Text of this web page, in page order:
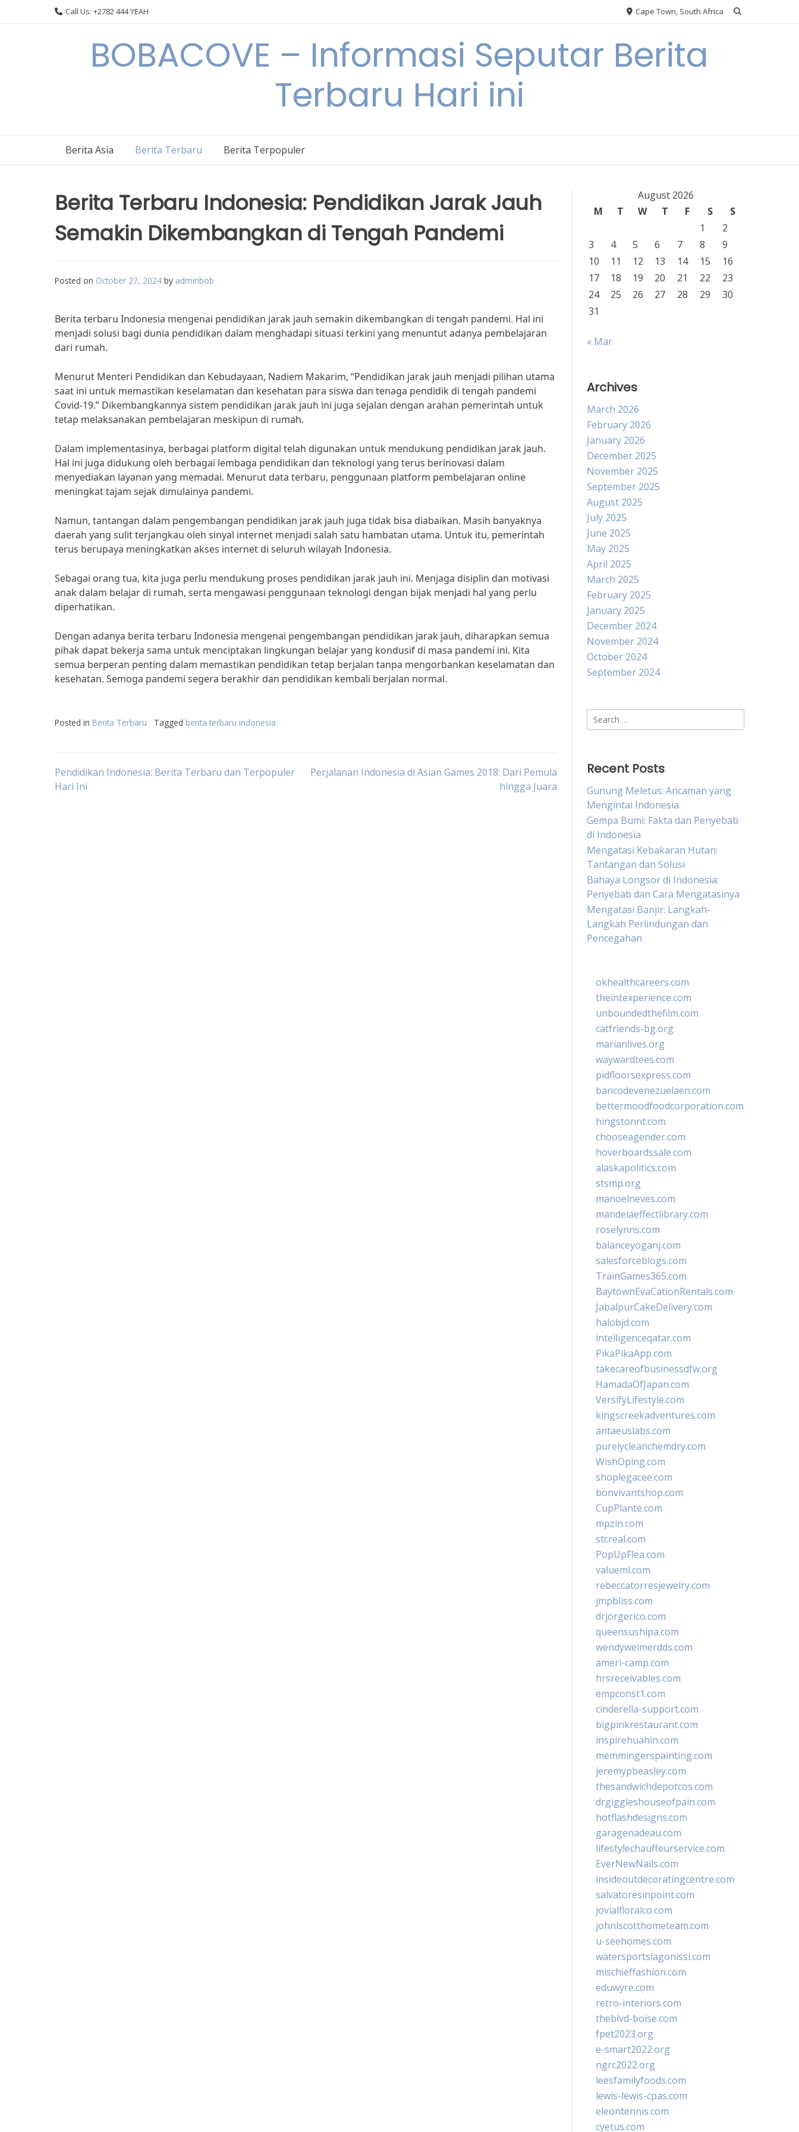
Call Us: +2782 444 YEAH Cape Town, South Africa
BOBACOVE – Informasi Seputar Berita
Terbaru Hari ini
Berita Asia Berita Terbaru Berita Terpopuler
Berita Terbaru Indonesia: Pendidikan Jarak Jauh
Semakin Dikembangkan di Tengah Pandemi
Posted on October 27, 2024 by adminbob
Berita terbaru Indonesia mengenai pendidikan jarak jauh semakin dikembangkan di tengah pandemi. Hal ini
menjadi solusi bagi dunia pendidikan dalam menghadapi situasi terkini yang menuntut adanya pembelajaran
dari rumah.
Menurut Menteri Pendidikan dan Kebudayaan, Nadiem Makarim, “Pendidikan jarak jauh menjadi pilihan utama
saat ini untuk memastikan keselamatan dan kesehatan para siswa dan tenaga pendidik di tengah pandemi
Covid-19.” Dikembangkannya sistem pendidikan jarak jauh ini juga sejalan dengan arahan pemerintah untuk
tetap melaksanakan pembelajaran meskipun di rumah.
Dalam implementasinya, berbagai platform digital telah digunakan untuk mendukung pendidikan jarak jauh.
Hal ini juga didukung oleh berbagai lembaga pendidikan dan teknologi yang terus berinovasi dalam
menyediakan layanan yang memadai. Menurut data terbaru, penggunaan platform pembelajaran online
meningkat tajam sejak dimulainya pandemi.
Namun, tantangan dalam pengembangan pendidikan jarak jauh juga tidak bisa diabaikan. Masih banyaknya
daerah yang sulit terjangkau oleh sinyal internet menjadi salah satu hambatan utama. Untuk itu, pemerintah
terus berupaya meningkatkan akses internet di seluruh wilayah Indonesia.
Sebagai orang tua, kita juga perlu mendukung proses pendidikan jarak jauh ini. Menjaga disiplin dan motivasi
anak dalam belajar di rumah, serta mengawasi penggunaan teknologi dengan bijak menjadi hal yang perlu
diperhatikan.
Dengan adanya berita terbaru Indonesia mengenai pengembangan pendidikan jarak jauh, diharapkan semua
pihak dapat bekerja sama untuk menciptakan lingkungan belajar yang kondusif di masa pandemi ini. Kita
semua berperan penting dalam memastikan pendidikan tetap berjalan tanpa mengorbankan keselamatan dan
kesehatan. Semoga pandemi segera berakhir dan pendidikan kembali berjalan normal.
Posted in Berita Terbaru Tagged berita terbaru indonesia
Post
Pendidikan Indonesia: Berita Terbaru dan Terpopuler
Hari Ini
Perjalanan Indonesia di Asian Games 2018: Dari Pemula
hingga Juara
August 2026
M
T W T F S
S
1
2
3
4 5 6 7 8
9
10
11 12 13 14 15
16
17
18 19 20 21 22
23
24
25 26 27 28 29
30
31
« Mar
Archives
March 2026
February 2026
January 2026
December 2025
November 2025
September 2025
August 2025
July 2025
June 2025
May 2025
April 2025
March 2025
February 2025
January 2025
December 2024
November 2024
October 2024
September 2024
Search
for:
Recent Posts
Gunung Meletus: Ancaman yang
Mengintai Indonesia
Gempa Bumi: Fakta dan Penyebab
di Indonesia
Mengatasi Kebakaran Hutan:
Tantangan dan Solusi
Bahaya Longsor di Indonesia:
Penyebab dan Cara Mengatasinya
Mengatasi Banjir: Langkah-
Langkah Perlindungan dan
Pencegahan
okhealthcareers.com
theintexperience.com
unboundedthefilm.com
catfriends-bg.org
marianlives.org
waywardtees.com
pidfloorsexpress.com
bancodevenezuelaen.com
bettermoodfoodcorporation.com
hingstonnt.com
chooseagender.com
hoverboardssale.com
alaskapolitics.com
stsmp.org
manoelneves.com
mandelaeffectlibrary.com
roselynns.com
balanceyoganj.com
salesforceblogs.com
TrainGames365.com
BaytownEvaCationRentals.com
JabalpurCakeDelivery.com
halobjd.com
intelligenceqatar.com
PikaPikaApp.com
takecareofbusinessdfw.org
HamadaOfJapan.com
VersifyLifestyle.com
kingscreekadventures.com
antaeuslabs.com
purelycleanchemdry.com
WishOping.com
shoplegacee.com
bonvivantshop.com
CupPlante.com
mpzin.com
stcreal.com
PopUpFlea.com
valueml.com
rebeccatorresjewelry.com
jmpbliss.com
drjorgerico.com
queensushipa.com
wendyweimerdds.com
ameri-camp.com
hrsreceivables.com
empconst1.com
cinderella-support.com
bigpinkrestaurant.com
inspirehuahin.com
memmingerspainting.com
jeremypbeasley.com
thesandwichdepotcos.com
drgiggleshouseofpain.com
hotflashdesigns.com
garagenadeau.com
lifestylechauffeurservice.com
EverNewNails.com
insideoutdecoratingcentre.com
salvatoresinpoint.com
jovialfloralco.com
johnlscotthometeam.com
u-seehomes.com
watersportslagonissi.com
mischieffashion.com
eduwyre.com
retro-interiors.com
theblvd-boise.com
fpet2023.org
e-smart2022.org
ngrc2022.org
leesfamilyfoods.com
lewis-lewis-cpas.com
eleontennis.com
cyetus.com